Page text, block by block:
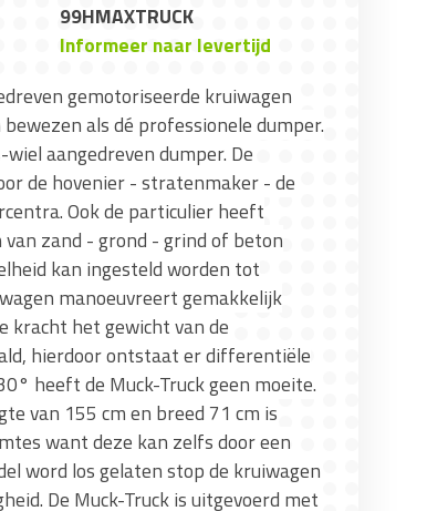
99HMAXTRUCK
Informeer naar levertijd
gemotoriseerde kruiwagen
als dé professionele dumper.
aangedreven dumper. De
de hovenier - stratenmaker - de
Ook de particulier heeft
zand - grond - grind of beton
kan ingesteld worden tot
manoeuvreert gemakkelijk
kracht het gewicht van de
hierdoor ontstaat er differentiële
heeft de Muck-Truck geen moeite.
van 155 cm en breed 71 cm is
want deze kan zelfs door een
word los gelaten stop de kruiwagen
De Muck-Truck is uitgevoerd met